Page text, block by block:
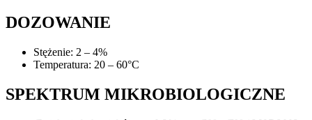
DOZOWANIE
Stężenie: 2 – 4%
Temperatura: 20 – 60°C
SPEKTRUM MIKROBIOLOGICZNE